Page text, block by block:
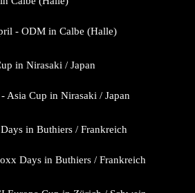
- ODM in Calbe (Halle)
Asia Cup in Nirasaki / Japan
Days in Buthiers / Frankreich